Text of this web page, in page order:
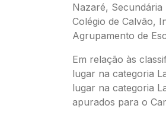
Nazaré, Secundária
Colégio de Calvão,
Agrupamento de
Em relação às
lugar na categoria
lugar na categoria
apurados para o